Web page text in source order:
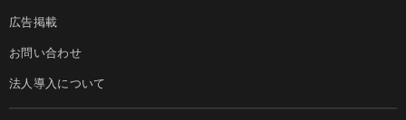
広告掲載
お問い合わせ
法人導入について